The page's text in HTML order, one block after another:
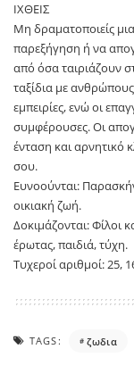
ΙΧΘΕΙΣ
Μη δραματοποιείς
παρεξήγηση ή να
από όσα ταιριάζουν
ταξίδια με
εμπειρίες, ενώ οι
συμφέρουσες. Οι
ένταση και αρνητικό
σου.
Ευνοούνται:
οικιακή ζωή.
Δοκιμάζονται: Φίλοι
έρωτας, παιδιά, τύχη.
Τυχεροί αριθμοί: 25,
TAGS: ζωδια